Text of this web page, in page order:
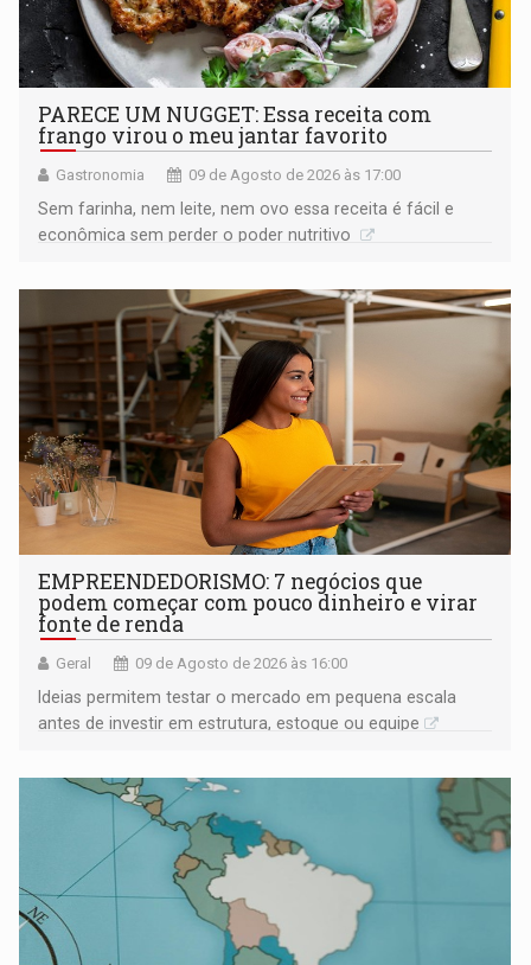
PARECE UM NUGGET: Essa receita com
frango virou o meu jantar favorito
Gastronomia 09 de Agosto de 2026 às 17:00
Sem farinha, nem leite, nem ovo essa receita é fácil e
econômica sem perder o poder nutritivo
EMPREENDEDORISMO: 7 negócios que
podem começar com pouco dinheiro e virar
fonte de renda
Geral 09 de Agosto de 2026 às 16:00
Ideias permitem testar o mercado em pequena escala
antes de investir em estrutura, estoque ou equipe